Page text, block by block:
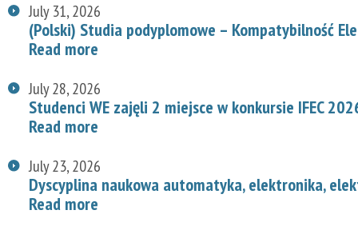
July 31, 2026
(Polski) Studia podyplomowe – Kompatybilność
Read more
July 28, 2026
Studenci WE zajęli 2 miejsce w konkursie IFEC
Read more
July 23, 2026
Dyscyplina naukowa automatyka, elektronika,
Read more